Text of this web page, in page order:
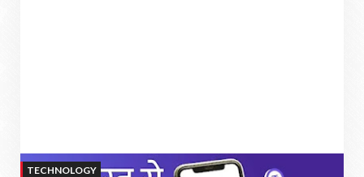
TECHNOLOGY